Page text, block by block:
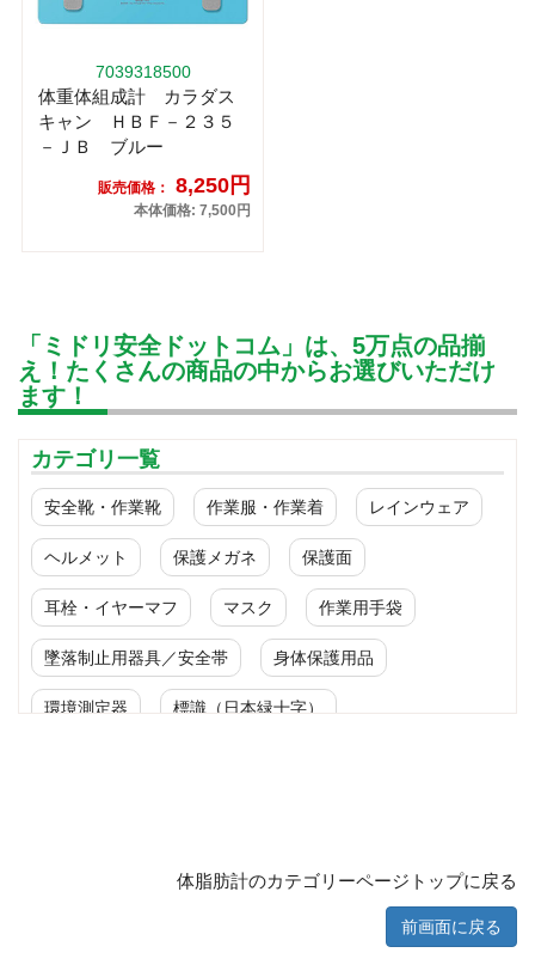
7039318500
体重体組成計 カラダス
キャン ＨＢＦ－２３５
－ＪＢ ブルー
販売価格： 8,250円
本体価格: 7,500円
「ミドリ安全ドットコム」は、5万点の品揃
え！たくさんの商品の中からお選びいただけ
ます！
カテゴリ一覧
安全靴・作業靴 作業服・作業着 レインウェア
ヘルメット 保護メガネ 保護面
耳栓・イヤーマフ マスク 作業用手袋
墜落制止用器具／安全帯 身体保護用品
環境測定器 標識（日本緑十字）
保安・保守用品
体脂肪計のカテゴリーページトップに戻る
前画面に戻る